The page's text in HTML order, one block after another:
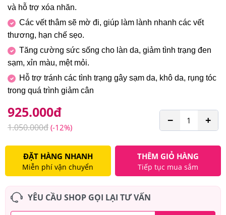
và hỗ trợ xóa nhăn.
Các vết thâm sẽ mờ đi, giúp làm lành nhanh các vết
thương, hạn chế sẹo.
Tăng cường sức sống cho làn da, giảm tình trạng đen
sạm, xỉn màu, mệt mỏi.
Hỗ trợ tránh các tình trạng gây sạm da, khô da, rụng tóc
trong quá trình giảm cân
925.000đ
1.050.000đ (-12%)
+
−
THÊM GIỎ HÀNG
Tiếp tục mua sắm
ĐẶT HÀNG NHANH
Miễn phí vận chuyển
YÊU CẦU SHOP GỌI LẠI TƯ VẤN